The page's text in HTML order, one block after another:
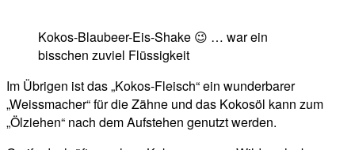
Kokos-Blaubeer-Eis-Shake 😉 … war ein
bisschen zuviel Flüssigkeit
Im Übrigen ist das „Kokos-Fleisch“ ein wunderbarer
„Weissmacher“ für die Zähne und das Kokosöl kann zum
„Ölziehen“ nach dem Aufstehen genutzt werden.